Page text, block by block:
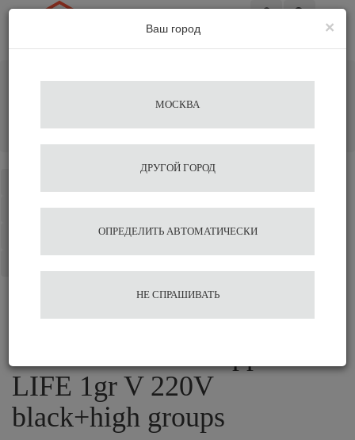
Профессиональные с высокой группой
Избранное
Кофемашина-автомат
LIFE 1gr V 220V
black+high groups
×
Ваш город
МОСКВА
ДРУГОЙ ГОРОД
ОПРЕДЕЛИТЬ АВТОМАТИЧЕСКИ
НЕ СПРАШИВАТЬ